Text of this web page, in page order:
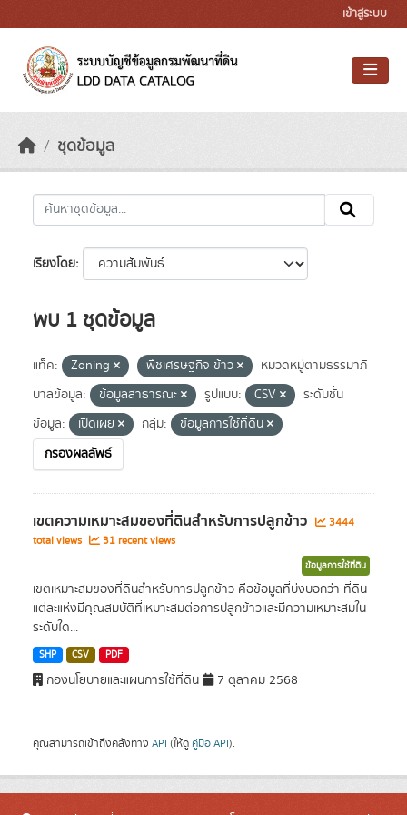
เข้าสู่ระบบ
ชุดข้อมูล
เรียงโดย
พบ 1 ชุดข้อมูล
แท็ค: Zoning พืชเศรษฐกิจ ข้าว
หมวดหมู่ตามธรรมาภิ
บาลข้อมูล:
ข้อมูลสาธารณะ รูปแบบ: CSV
ระดับชั้น
ข้อมูล:
เปิดเผย กลุ่ม:
ข้อมูลการใช้ที่ดิน
กรองผลลัพธ์
เขตความเหมาะสมของที่ดินสำหรับการปลูกข้าว
3444
total views
31 recent views
ข้อมูลการใช้ที่ดิน
เขตเหมาะสมของที่ดินสำหรับการปลูกข้าว คือข้อมูลที่บ่งบอกว่า ที่ดิน
แต่ละแห่งมีคุณสมบัติที่เหมาะสมต่อการปลูกข้าวและมีความเหมาะสมใน
ระดับใด...
SHP CSV PDF
กองนโยบายและแผนการใช้ที่ดิน 7 ตุลาคม 2568
คุณสามารถเข้าถึงคลังทาง API (ให้ดู คู่มือ API).